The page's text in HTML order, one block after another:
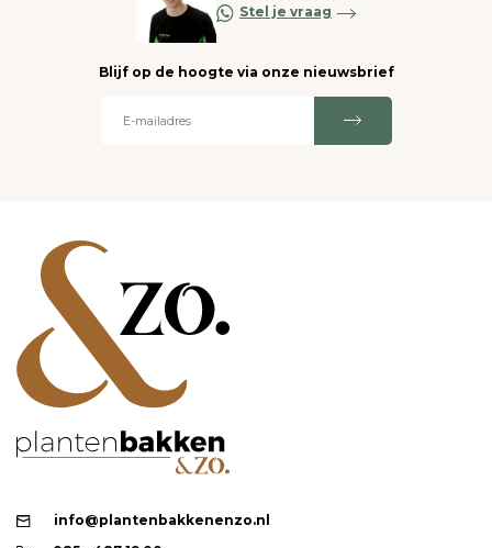
Stel je vraag
Blijf op de hoogte via onze nieuwsbrief
info@plantenbakkenenzo.nl